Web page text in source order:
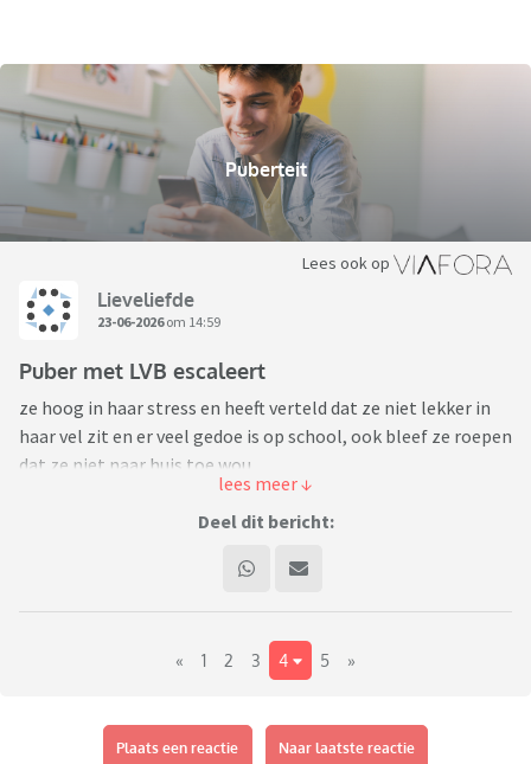
Puberteit
Lees ook op
Lieveliefde
23-06-2026om 14:59
Puber met LVB escaleert
ze hoog in haar stress en heeft verteld dat ze niet lekker in
haar vel zit en er veel gedoe is op school, ook bleef ze roepen
dat ze niet naar huis toe wou.
Op het moment dat de politie haar bij ons afleverde rende ze
via de bijkeuken weer naar buiten met de mededeling ik ga
politie is helemaal los gegaan, knijpen, krabben, schoppen
en weg proberen rennen.
Uiteindelijk heeft de politie haar moeten fixeren en is ze met
4 man bij ons afgeleverd en is ze binnen bij ons gekalmeerd.
thuis en wij zijn al druk aan het bellen voor verdere hulp.
Deel dit bericht:
« 1 2 3 4 5 »
Plaats een reactie Naar laatste reactie